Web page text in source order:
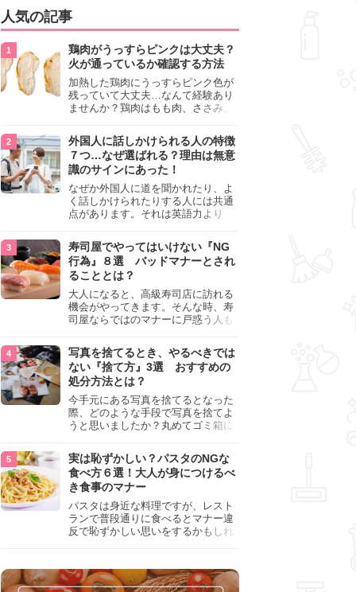
人気の記事
鶏肉がうっすらピンクは大丈夫？
火が通っているか確認する方法
加熱した鶏肉にうっすらピンク色が
残っていて大丈夫…なんて経験あり
ませんか？鶏肉はもも肉、ささみ、
わいが異なり、いろいろと楽しめる
料理ですが、鶏肉は加熱した後でも
うっすらピンク色の部分が大丈夫な
のと気になるときがあります。この
記事では生焼けか火が通っているの
かを確認する方法や、鶏肉を調理す
るときの注意点を紹介しますので、
参考にしてみてくださいね。
外国人に話しかけられる人の特徴
７つ…なぜ選ばれる？理由は無意
識のサインにあった！
なぜか外国人に道を聞かれたり、よ
く話しかけられたりする人には共通
点があります。それは英語力より
けても大丈夫」というサインが関係
しています。よく選ばれる人の特徴
や、英語が苦手でも焦らない対処
法、自分を守るための注意点を詳し
く解説します。
寿司屋でやってはいけない『NG
行為』８選 バッドマナーとされ
ることとは？
大人になると、高級寿司店に訪れる
機会がやってきます。そんな時、寿
司屋ならではのマナーに戸惑う人も
らためて寿司屋でやってはいけない
『NG行為』をチェックしましょう。
写真を捨てるとき、やるべきでは
ない『捨て方』3選 おすすめの
処分方法とは？
今手元にある写真を捨てるとなった
際、どのような手段で写真を捨てよ
うと思いましたか？丸めてゴミ箱に
真は個人情報が詰まっているので、
ただ丸めただけの状態で捨ててしま
うのは危険です。写真にすべきでは
ない捨て方をまとめているので、ぜ
ひチェックしておきましょう。
実は恥ずかしい？パスタのNGな
食べ方６選！大人が身につけるべ
き食事のマナー
パスタは身近な料理ですが、レスト
ランで普段通りに食べるとマナー違
反で恥ずかしい思いをするかもしれ
して、正しい食べ方を確認しましょ
う。大人の嗜みとして知っておきた